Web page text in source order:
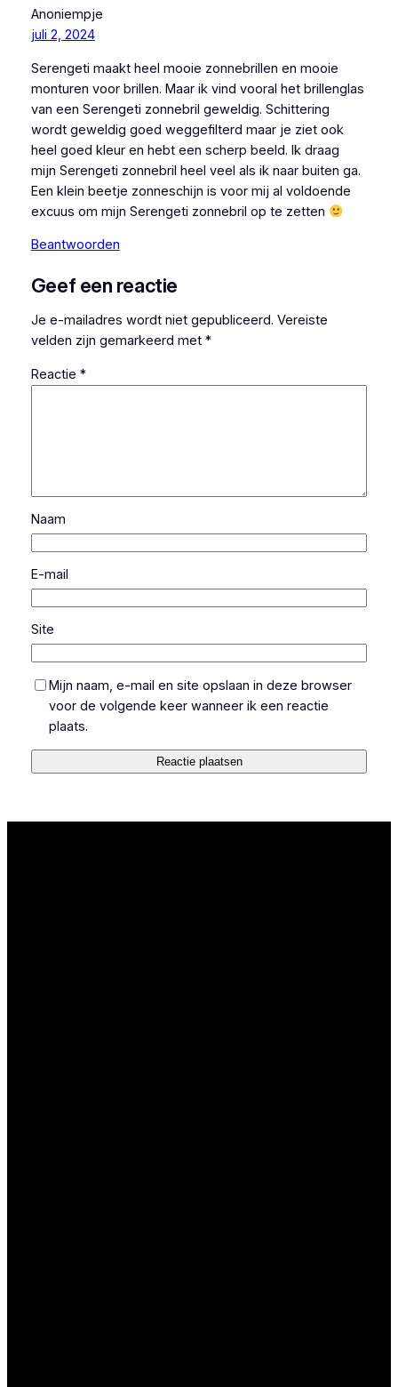
Anoniempje
juli 2, 2024
Serengeti maakt heel mooie zonnebrillen en mooie
monturen voor brillen. Maar ik vind vooral het brillenglas
van een Serengeti zonnebril geweldig. Schittering
wordt geweldig goed weggefilterd maar je ziet ook
heel goed kleur en hebt een scherp beeld. Ik draag
mijn Serengeti zonnebril heel veel als ik naar buiten ga.
Een klein beetje zonneschijn is voor mij al voldoende
excuus om mijn Serengeti zonnebril op te zetten
Beantwoorden
Geef een reactie
Je e-mailadres wordt niet gepubliceerd. Vereiste
velden zijn gemarkeerd met *
Reactie *
Naam
E-mail
Site
Mijn naam, e-mail en site opslaan in deze browser
voor de volgende keer wanneer ik een reactie
plaats.